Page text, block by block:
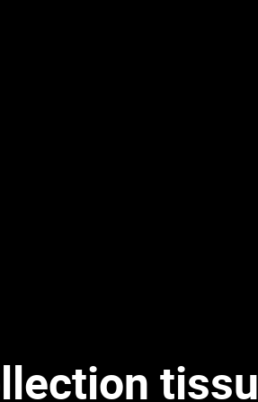
tissu